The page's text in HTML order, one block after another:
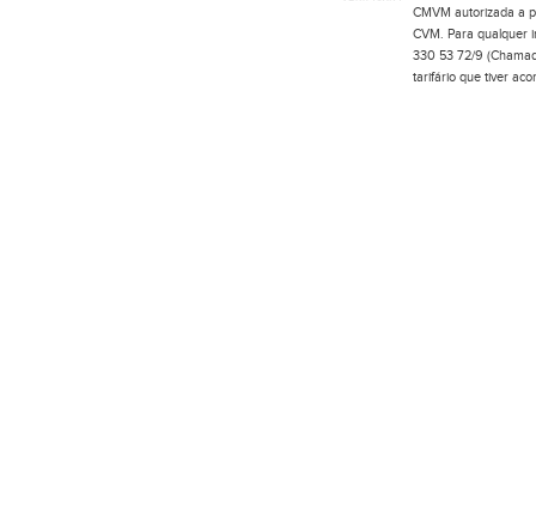
CMVM autorizada a
CVM. Para qualquer
330 53 72/9
tarifário que tiver